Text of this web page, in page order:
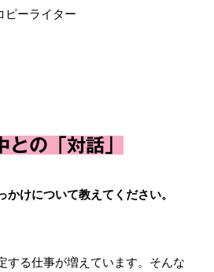
ピーライター
の「対話」
けについて教えてください。
する仕事が増えています。そんな